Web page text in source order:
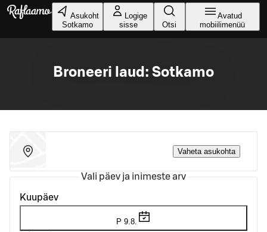
Liigu peamise sisu juurde
Asukoht
Sotkamo
Logige
sisse
Otsi
Avatud
mobiilimenüü
Broneeri laud: Sotkamo
Vaheta asukohta
Vali päev ja inimeste arv
Kuupäev
P 9.8.